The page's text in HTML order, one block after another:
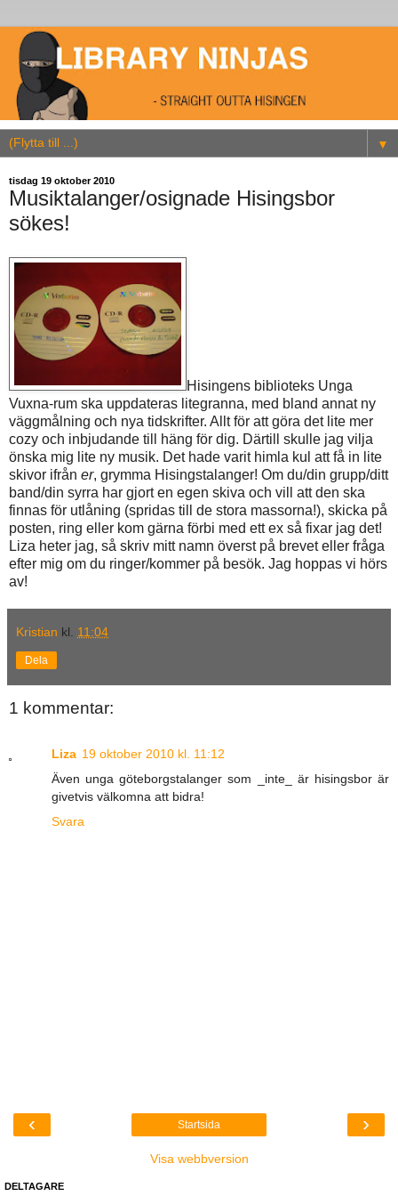
▼
tisdag 19 oktober 2010
Musiktalanger/osignade Hisingsbor
sökes!
Hisingens biblioteks Unga
Vuxna-rum ska uppdateras litegranna, med bland annat ny
väggmålning och nya tidskrifter. Allt för att göra det lite mer
cozy och inbjudande till häng för dig. Därtill skulle jag vilja
önska mig lite ny musik. Det hade varit himla kul att få in lite
skivor ifrån er, grymma Hisingstalanger! Om du/din grupp/ditt
band/din syrra har gjort en egen skiva och vill att den ska
finnas för utlåning (spridas till de stora massorna!), skicka på
posten, ring eller kom gärna förbi med ett ex så fixar jag det!
Liza heter jag, så skriv mitt namn överst på brevet eller fråga
efter mig om du ringer/kommer på besök. Jag hoppas vi hörs
av!
Kristian kl. 11:04
Dela
1 kommentar:
Liza 19 oktober 2010 kl. 11:12
Även unga göteborgstalanger som _inte_ är hisingsbor är
givetvis välkomna att bidra!
Svara
‹ ›
Startsida
Visa webbversion
DELTAGARE